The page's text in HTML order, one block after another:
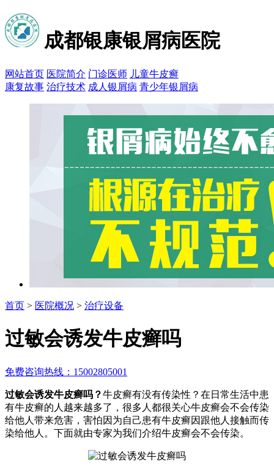
成都银康银屑病医院
网站首页 医院简介 门诊医师 儿童牛皮癣
康复故事 治疗技术 成人银屑病 青少年银屑病
首页 > 医院概况 > 治疗设备
过敏会诱发牛皮癣吗
免费咨询热线：15002805001
过敏会诱发牛皮癣吗？牛皮癣有没有传染性？在日常生活中患
有牛皮癣的人越来越多了，很多人都很关心牛皮癣会不会传染
给他人带来危害，害怕因为自己患有牛皮癣因跟他人接触而传
染给他人。下面就由专家为我们介绍牛皮癣会不会传染。